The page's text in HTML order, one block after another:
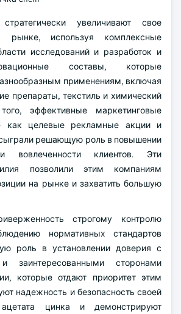
увеличивают свое
рынке, используя комплексные
исследований и разработок и
составы, которые
применениям, включая
препараты, текстиль и химический
эффективные маркетинговые
как целевые рекламные акции и
сыграли решающую роль в повышении
вовлеченности клиентов. Эти
позволили этим компаниям
на рынке и захватить большую
строгому контролю
нормативных стандартов
роль в установлении доверия с
и заинтересованными сторонами
которые отдают приоритет этим
надежность и безопасность своей
цинка и демонстрируют